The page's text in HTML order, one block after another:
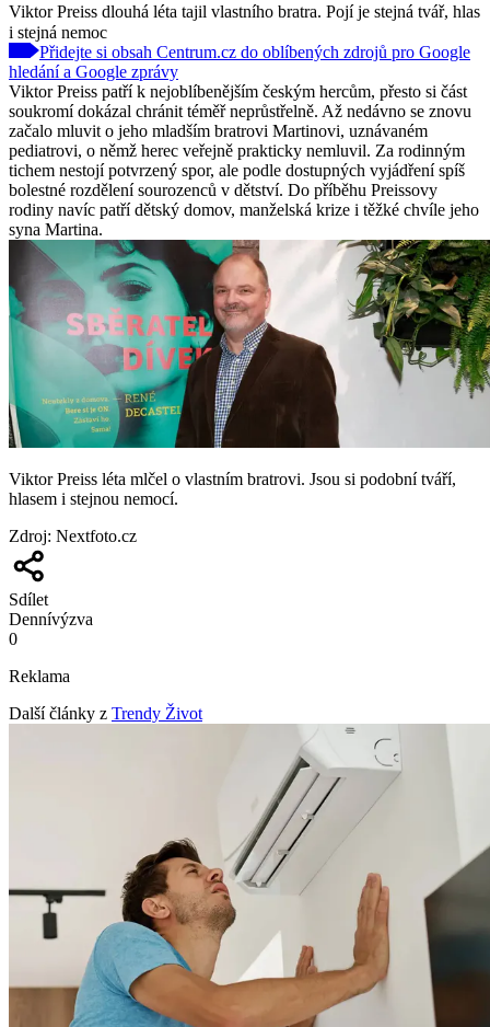
Viktor Preiss dlouhá léta tajil vlastního bratra. Pojí je stejná tvář, hlas
i stejná nemoc
Přidejte si obsah Centrum.cz do oblíbených zdrojů pro Google
hledání a Google zprávy
Viktor Preiss patří k nejoblíbenějším českým hercům, přesto si část
soukromí dokázal chránit téměř neprůstřelně. Až nedávno se znovu
začalo mluvit o jeho mladším bratrovi Martinovi, uznávaném
pediatrovi, o němž herec veřejně prakticky nemluvil. Za rodinným
tichem nestojí potvrzený spor, ale podle dostupných vyjádření spíš
bolestné rozdělení sourozenců v dětství. Do příběhu Preissovy
rodiny navíc patří dětský domov, manželská krize i těžké chvíle jeho
syna Martina.
Viktor Preiss léta mlčel o vlastním bratrovi. Jsou si podobní tváří,
hlasem i stejnou nemocí.
Zdroj: Nextfoto.cz
Sdílet
Dennívýzva
0
Reklama
Další články z Trendy Život